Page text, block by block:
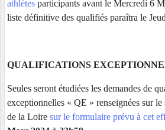
athlètes participants avant le Mercredi 6
liste définitive des qualifiés paraîtra le
QUALIFICATIONS
Seules seront étudiées les demandes de
exceptionnelles « QE » renseignées sur
de la Loire sur le formulaire prévu à cet